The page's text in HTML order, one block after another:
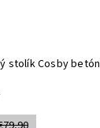
stolík Cosby betón